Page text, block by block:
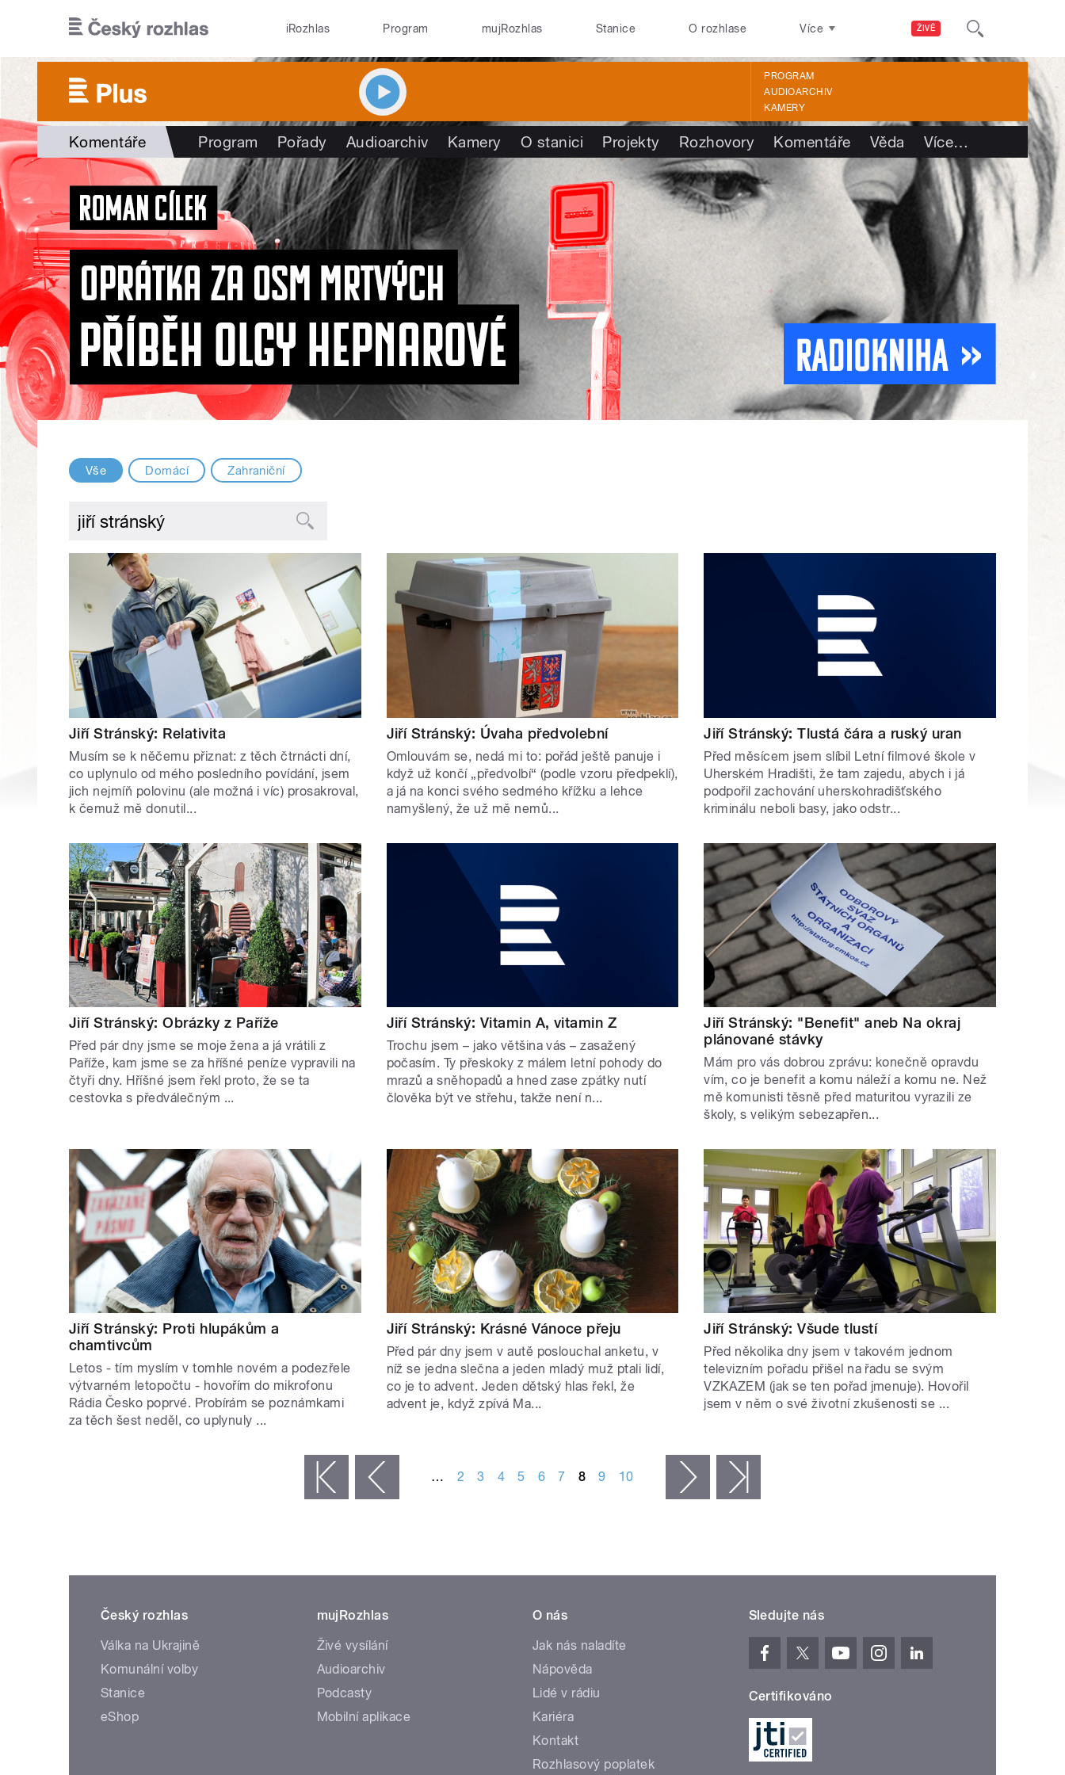
ŽIVĚ
iRozhlas Program mujRozhlas Stanice O rozhlase Více
PROGRAM
AUDIOARCHIV
KAMERY
Komentáře Program Pořady Audioarchiv Kamery O stanici Projekty Rozhovory Komentáře Věda Více…
Vše Domácí Zahraniční
Jiří Stránský: Relativita
Musím se k něčemu přiznat: z těch čtrnácti dní,
co uplynulo od mého posledního povídání, jsem
jich nejmíň polovinu (ale možná i víc) prosakroval,
k čemuž mě donutil...
Jiří Stránský: Úvaha předvolební
Omlouvám se, nedá mi to: pořád ještě panuje i
když už končí „předvolbí“ (podle vzoru předpeklí),
a já na konci svého sedmého křížku a lehce
namyšlený, že už mě nemů...
Jiří Stránský: Tlustá čára a ruský uran
Před měsícem jsem slíbil Letní filmové škole v
Uherském Hradišti, že tam zajedu, abych i já
podpořil zachování uherskohradišťského
kriminálu neboli basy, jako odstr...
Jiří Stránský: Obrázky z Paříže
Před pár dny jsme se moje žena a já vrátili z
Paříže, kam jsme se za hříšné peníze vypravili na
čtyři dny. Hříšné jsem řekl proto, že se ta
cestovka s předválečným ...
Jiří Stránský: Vitamin A, vitamin Z
Trochu jsem – jako většina vás – zasažený
počasím. Ty přeskoky z málem letní pohody do
mrazů a sněhopadů a hned zase zpátky nutí
člověka být ve střehu, takže není n...
Jiří Stránský: "Benefit" aneb Na okraj
plánované stávky
Mám pro vás dobrou zprávu: konečně opravdu
vím, co je benefit a komu náleží a komu ne. Než
mě komunisti těsně před maturitou vyrazili ze
školy, s velikým sebezapřen...
Jiří Stránský: Proti hlupákům a
chamtivcům
Letos - tím myslím v tomhle novém a podezřele
výtvarném letopočtu - hovořím do mikrofonu
Rádia Česko poprvé. Probírám se poznámkami
za těch šest neděl, co uplynuly ...
Jiří Stránský: Krásné Vánoce přeju
Před pár dny jsem v autě poslouchal anketu, v
níž se jedna slečna a jeden mladý muž ptali lidí,
co je to advent. Jeden dětský hlas řekl, že
advent je, když zpívá Ma...
Jiří Stránský: Všude tlustí
Před několika dny jsem v takovém jednom
televizním pořadu přišel na řadu se svým
VZKAZEM (jak se ten pořad jmenuje). Hovořil
jsem v něm o své životní zkušenosti se ...
‹ předchozí … 2 3 4 5 6 7 8 9 10 následující ›
Český rozhlas
Válka na Ukrajině
Komunální volby
Stanice
eShop
mujRozhlas
Živé vysílání
Audioarchiv
Podcasty
Mobilní aplikace
O nás
Jak nás naladíte
Nápověda
Lidé v rádiu
Kariéra
Kontakt
Rozhlasový poplatek
Sledujte nás
Certifikováno